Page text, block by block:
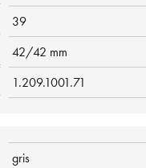
39
42/42 mm
1.209.1001.71
gris